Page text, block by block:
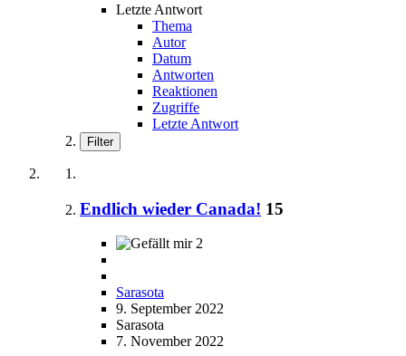
Letzte Antwort
Thema
Autor
Datum
Antworten
Reaktionen
Zugriffe
Letzte Antwort
Filter
Endlich wieder Canada! 15
2
Sarasota
9. September 2022
Sarasota
7. November 2022